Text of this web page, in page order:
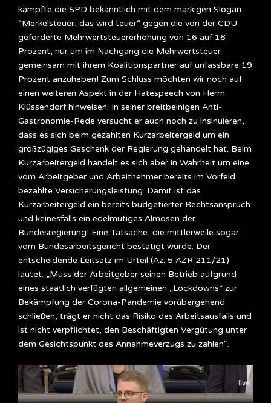
kämpfte die SPD bekanntlich mit dem markigen Slogan
“Merkelsteuer, das wird teuer“ gegen die von der CDU
geforderte Mehrwertsteuererhöhung von 16 auf 18
Prozent, nur um im Nachgang die Mehrwertsteuer
gemeinsam mit ihrem Koalitionspartner auf unfassbare 19
Prozent anzuheben! Zum Schluss möchten wir noch auf
einen weiteren Aspekt in der Hatespeech von Herrn
Klüssendorf hinweisen. In seiner breitbeinigen Anti-
Gastronomie-Rede versucht er auch noch zu insinuieren,
dass es sich beim gezahlten Kurzarbeitergeld um ein
großzügiges Geschenk der Regierung gehandelt hat. Beim
Kurzarbeitergeld handelt es sich aber in Wahrheit um eine
vom Arbeitgeber und Arbeitnehmer bereits im Vorfeld
bezahlte Versicherungsleistung. Damit ist das
Kurzarbeitergeld ein bereits budgetierter Rechtsanspruch
und keinesfalls ein edelmütiges Almosen der
Bundesregierung! Eine Tatsache, die mittlerweile sogar
vom Bundesarbeitsgericht bestätigt wurde. Der
entscheidende Leitsatz im Urteil (Az. 5 AZR 211/21)
lautet: „Muss der Arbeitgeber seinen Betrieb aufgrund
eines staatlich verfügten allgemeinen „Lockdowns“ zur
Bekämpfung der Corona-Pandemie vorübergehend
schließen, trägt er nicht das Risiko des Arbeitsausfalls und
ist nicht verpflichtet, den Beschäftigten Vergütung unter
dem Gesichtspunkt des Annahmeverzugs zu zahlen“.